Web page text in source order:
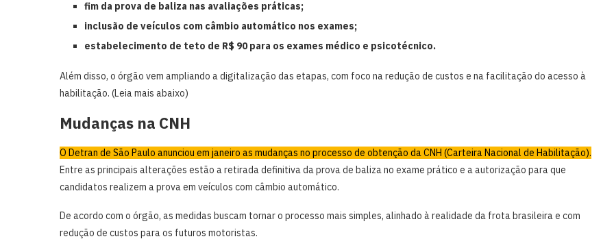
fim da prova de baliza nas avaliações práticas;
inclusão de veículos com câmbio automático nos exames;
estabelecimento de teto de R$ 90 para os exames médico e psicotécnico.
Além disso, o órgão vem ampliando a digitalização das etapas, com foco na redução de custos e na facilitação do acesso à
habilitação. (Leia mais abaixo)
Mudanças na CNH
O Detran de São Paulo anunciou em janeiro as mudanças no processo de obtenção da CNH (Carteira Nacional de Habilitação).
Entre as principais alterações estão a retirada definitiva da prova de baliza no exame prático e a autorização para que
candidatos realizem a prova em veículos com câmbio automático.
De acordo com o órgão, as medidas buscam tornar o processo mais simples, alinhado à realidade da frota brasileira e com
redução de custos para os futuros motoristas.